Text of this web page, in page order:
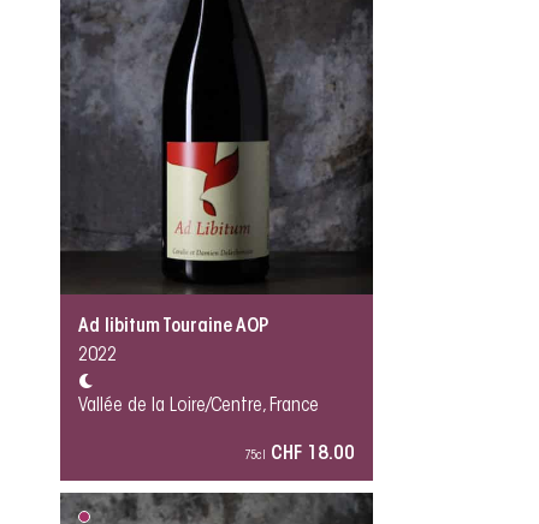
Ad libitum Touraine AOP
2022
Vallée de la Loire/Centre, France
75cl CHF 18.00